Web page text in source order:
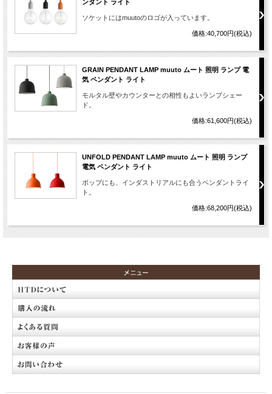
ンダント ライト
ソケットにはmuutoのロゴが入っています。
価格:40,700円(税込)
GRAIN PENDANT LAMP muuto ムート 照明 ランプ 電
気 ペンダント ライト
モルタル壁やカウンターとの相性もよいランプシェー
ド。
価格:61,600円(税込)
UNFOLD PENDANT LAMP muuto ムート 照明 ランプ
電気 ペンダント ライト
ポップにも、インダストリアルにも合うペンダントライ
ト。
価格:68,200円(税込)